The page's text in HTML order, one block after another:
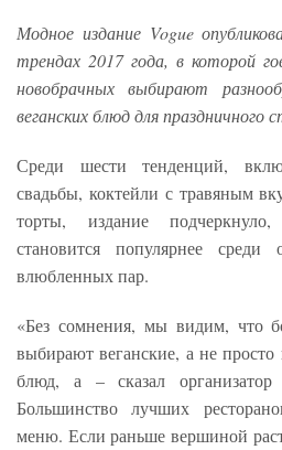
Модное издание Vogue
трендах 2017 года, в которой
новобрачных выбирают
веганских блюд для праздничного
Среди шести тенденций,
свадьбы, коктейли с травяным
торты, издание
становится популярнее среди
влюбленных пар.
«Без сомнения, мы видим, что
выбирают веганские, а не просто
блюд, а – сказал
Большинство лучших
меню. Если раньше вершиной